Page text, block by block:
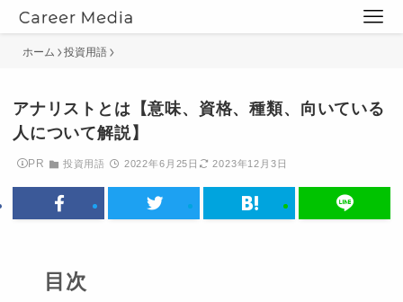
ホーム 投資用語
アナリストとは【意味、資格、種類、向いている
人について解説】
PR 投資用語 2022年6月25日 2023年12月3日
目次